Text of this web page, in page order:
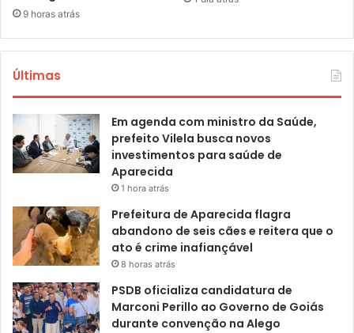
9 horas atrás
Últimas
Em agenda com ministro da Saúde,
prefeito Vilela busca novos
investimentos para saúde de
Aparecida
1 hora atrás
Prefeitura de Aparecida flagra
abandono de seis cães e reitera que o
ato é crime inafiançável
8 horas atrás
PSDB oficializa candidatura de
Marconi Perillo ao Governo de Goiás
durante convenção na Alego